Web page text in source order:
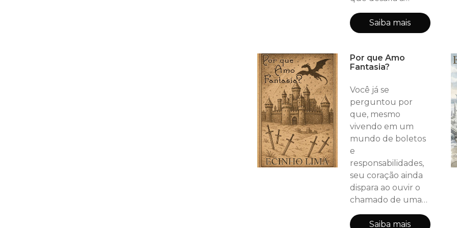
própria natureza,
eles partem rumo
aos portões de
reino lendário onde
a magia respira e o
impossível se torna
real. Guiados pela
fé e acompanhados
por figuras
enigmáticas, os dois
descobrirão que as
maiores aventuras
n
Saiba mais
Por que Amo
Fantasia?
Você já se
perguntou por
que, mesmo
vivendo em um
mundo de boletos
e
responsabilidades,
seu coração ainda
dispara ao ouvir o
chamado de uma
aventura épica?
Por que dragões,
Saiba mais